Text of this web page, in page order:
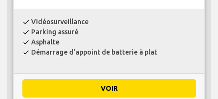
check Vidéosurveillance
check Parking assuré
check Asphalte
check Démarrage d'appoint de batterie à plat
VOIR